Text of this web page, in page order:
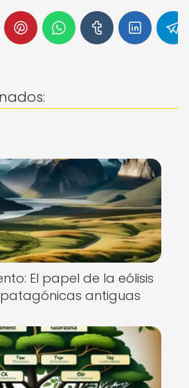
El papel de la eólisis
antiguas